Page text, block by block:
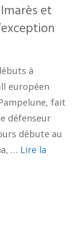
et
à
européen
fait
défenseur
débute au
… Lire la